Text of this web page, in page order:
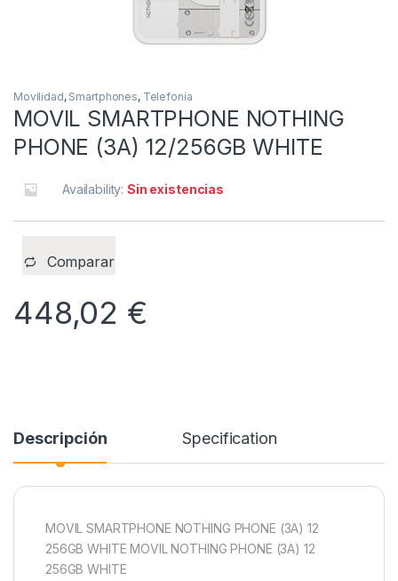
Movilidad, Smartphones, Telefonía
MOVIL SMARTPHONE NOTHING
PHONE (3A) 12/256GB WHITE
Availability:Sin existencias
Comparar
448,02 €
Descripción Specification
MOVIL SMARTPHONE NOTHING PHONE (3A) 12
256GB WHITE MOVIL NOTHING PHONE (3A) 12
256GB WHITE